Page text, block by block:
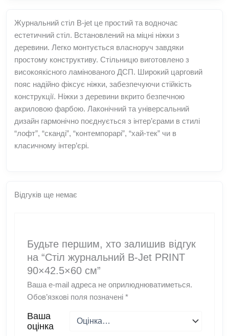
Журнальний стіл B-jet це простий та водночас
естетичний стіл. Встановлений на міцні ніжки з
деревини. Легко монтується власноруч завдяки
простому конструктиву. Стільницю виготовлено з
високоякісного ламінованого ДСП. Широкий царговий
пояс надійно фіксує ніжки, забезпечуючи стійкість
конструкції. Ніжки з деревини вкрито безпечною
акриловою фарбою. Лаконічний та універсальний
дизайн гармонічно поєднується з інтер’єрами в стилі
“лофт”, “сканді”, “контемпорарі”, “хай-тек” чи в
класичному інтер’єрі.
Відгуків ще немає
Будьте першим, хто залишив відгук
на “Стіл журнальний B-Jet PRINT
90×42.5×60 см”
Ваша e-mail адреса не оприлюднюватиметься.
Обов’язкові поля позначені *
Ваша
оцінка